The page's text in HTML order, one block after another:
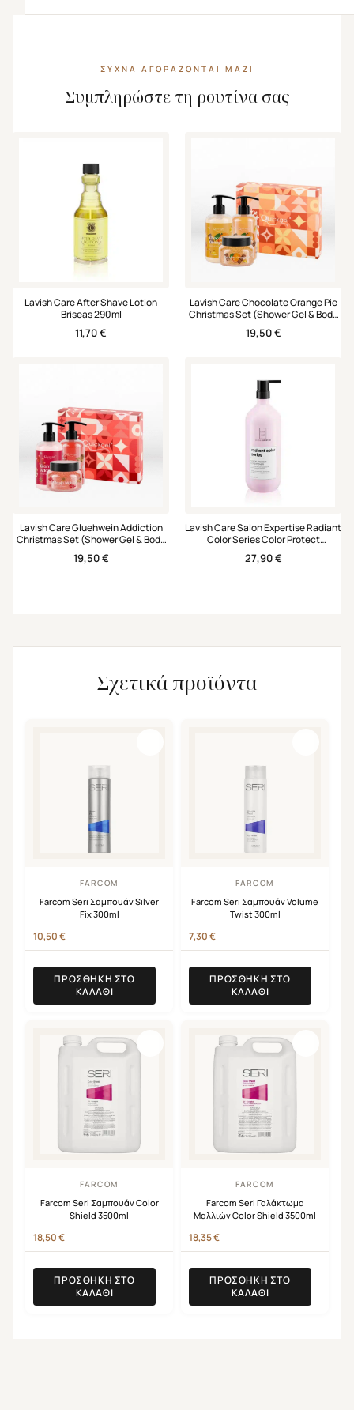
ΣΥΧΝΆ ΑΓΟΡΆΖΟΝΤΑΙ ΜΑΖΊ
Συμπληρώστε τη ρουτίνα σας
Lavish Care After Shave Lotion
Briseas 290ml
11,70€
Lavish Care Chocolate Orange Pie
Christmas Set (Shower Gel & Body
Scrub & Hand & Body Cream)
19,50€
Lavish Care Gluehwein Addiction
Christmas Set (Shower Gel & Body
Scrub & Hand & Body Cream)
19,50€
Lavish Care Salon Expertise Radiant
Color Series Color Protect
Conditioner 1000ml
27,90€
Σχετικά προϊόντα
FARCOM
Farcom Seri Σαμπουάν Silver
Fix 300ml
10,50€
ΠΡΟΣΘΉΚΗ ΣΤΟ
ΚΑΛΆΘΙ
FARCOM
Farcom Seri Σαμπουάν Volume
Twist 300ml
7,30€
ΠΡΟΣΘΉΚΗ ΣΤΟ
ΚΑΛΆΘΙ
FARCOM
Farcom Seri Σαμπουάν Color
Shield 3500ml
18,50€
ΠΡΟΣΘΉΚΗ ΣΤΟ
ΚΑΛΆΘΙ
FARCOM
Farcom Seri Γαλάκτωμα
Μαλλιών Color Shield 3500ml
18,35€
ΠΡΟΣΘΉΚΗ ΣΤΟ
ΚΑΛΆΘΙ